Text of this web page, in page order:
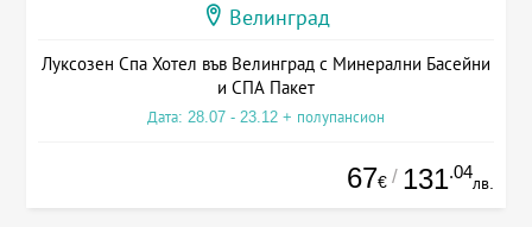
Велинград
Луксозен Спа Хотел във Велинград с Минерални Басейни
и СПА Пакет
Дата: 28.07 - 23.12 + полупансион
67€ / 131.04
лв.